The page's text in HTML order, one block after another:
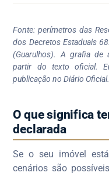
Fonte: perímetros das
dos Decretos Estaduais
(Guarulhos). A grafia de
partir do texto oficial.
publicação no Diário Oficial.
O que significa
declarada
Se o seu imóvel
cenários são